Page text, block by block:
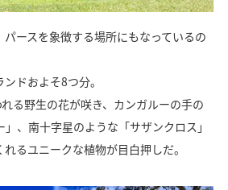
ースを象徴する場所にもなっているの
ドおよそ8つ分。
る野生の花が咲き、カンガルーの手の
、南十字星のような「サザンクロス」
るユニークな植物が目白押しだ。